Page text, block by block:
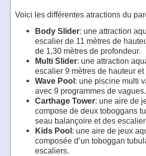
Voici les différentes atractions du
Body Slider: une attraction
escalier de 11 mètres de
de 1,30 mètres de profondeur.
Multi Slider: une attraction
escalier 9 mètres de hauteur
Wave Pool: une piscine multi
avec 9 programmes de vagues.
Carthage Tower: une aire de
compose de deux toboggans
seau balançoire et des
Kids Pool: une aire de jeux
composée d’un toboggan
escaliers.